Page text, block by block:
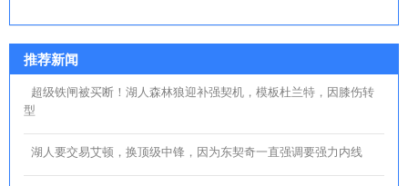
推荐新闻
超级铁闸被买断！湖人森林狼迎补强契机，模板杜兰特，因膝伤转
型
湖人要交易艾顿，换顶级中锋，因为东契奇一直强调要强力内线